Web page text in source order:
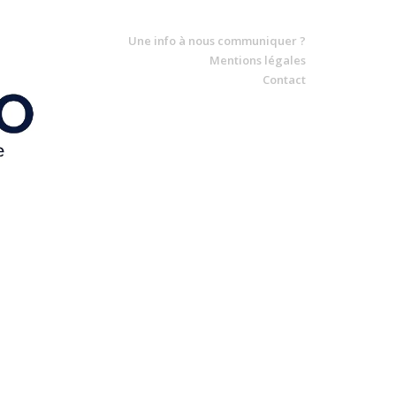
Une info à nous communiquer ?
Mentions légales
Contact